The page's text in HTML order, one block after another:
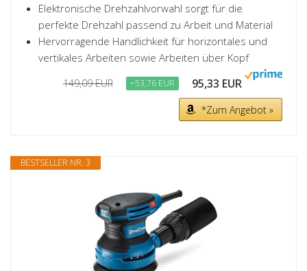
Elektronische Drehzahlvorwahl sorgt für die
perfekte Drehzahl passend zu Arbeit und Material
Hervorragende Handlichkeit für horizontales und
vertikales Arbeiten sowie Arbeiten über Kopf
149,09 EUR −53,76 EUR 95,33 EUR
*Zum Angebot »
BESTSELLER NR. 3